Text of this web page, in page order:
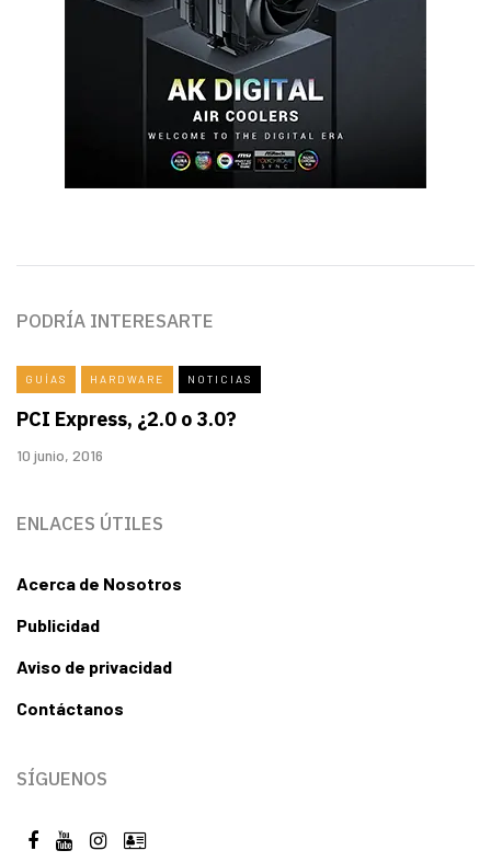
PODRÍA INTERESARTE
GUÍAS HARDWARE NOTICIAS
PCI Express, ¿2.0 o 3.0?
10 junio, 2016
ENLACES ÚTILES
Acerca de Nosotros
Publicidad
Aviso de privacidad
Contáctanos
SÍGUENOS